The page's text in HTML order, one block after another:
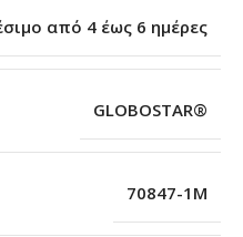
από 4 έως 6 ημέρες
GLOBOSTAR®
70847-1M